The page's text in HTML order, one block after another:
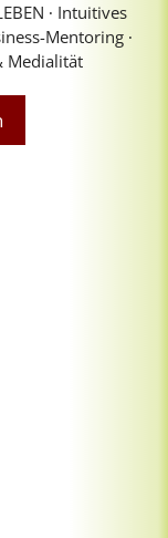
∙ Intuitives
Mentoring ∙
Medialität